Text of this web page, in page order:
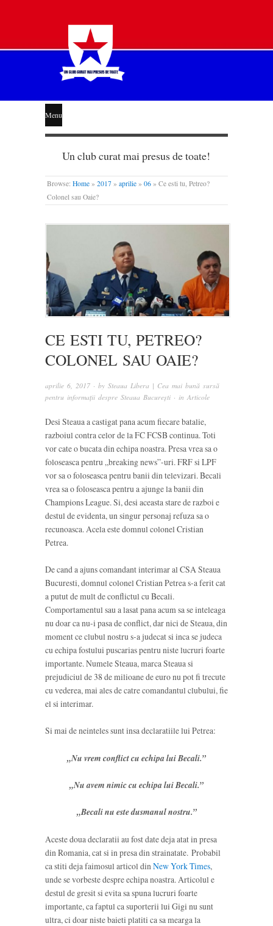
STEAUA
LIBERĂ
Menu
Un club curat mai presus de toate!
Browse: Home » 2017 » aprilie » 06 » Ce esti tu, Petreo?
Colonel sau Oaie?
CE ESTI TU, PETREO?
COLONEL SAU OAIE?
aprilie 6, 2017 · by Steaua Libera | Cea mai bună sursă
pentru informații despre Steaua București · in Articole
Desi Steaua a castigat pana acum fiecare batalie,
razboiul contra celor de la FC FCSB continua. Toti
vor cate o bucata din echipa noastra. Presa vrea sa o
foloseasca pentru „breaking news”-uri. FRF si LPF
vor sa o foloseasca pentru banii din televizari. Becali
vrea sa o foloseasca pentru a ajunge la banii din
Champions League. Si, desi aceasta stare de razboi e
destul de evidenta, un singur personaj refuza sa o
recunoasca. Acela este domnul colonel Cristian
Petrea.
De cand a ajuns comandant interimar al CSA Steaua
Bucuresti, domnul colonel Cristian Petrea s-a ferit cat
a putut de mult de conflictul cu Becali.
Comportamentul sau a lasat pana acum sa se inteleaga
nu doar ca nu-i pasa de conflict, dar nici de Steaua, din
moment ce clubul nostru s-a judecat si inca se judeca
cu echipa fostului puscarias pentru niste lucruri foarte
importante. Numele Steaua, marca Steaua si
prejudiciul de 38 de milioane de euro nu pot fi trecute
cu vederea, mai ales de catre comandantul clubului, fie
el si interimar.
Si mai de neinteles sunt insa declaratiile lui Petrea:
„Nu vrem conflict cu echipa lui Becali.”
„Nu avem nimic cu echipa lui Becali.”
„Becali nu este dusmanul nostru.”
Aceste doua declaratii au fost date deja atat in presa
din Romania, cat si in presa din strainatate. Probabil
ca stiti deja faimosul articol din New York Times,
unde se vorbeste despre echipa noastra. Articolul e
destul de gresit si evita sa spuna lucruri foarte
importante, ca faptul ca suporterii lui Gigi nu sunt
ultra, ci doar niste baieti platiti ca sa mearga la